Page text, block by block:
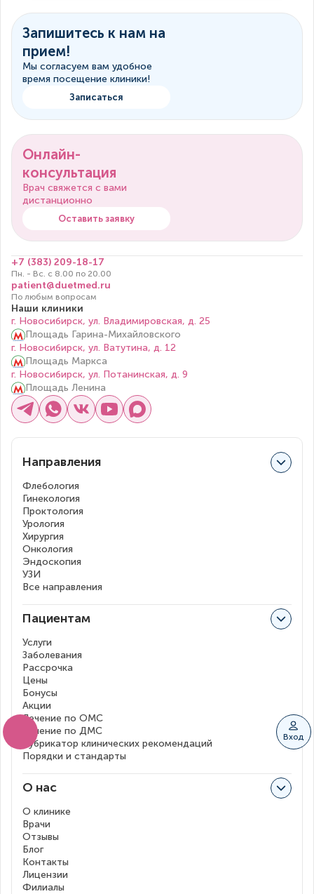
Вход
Запишитесь к нам на
прием!
Мы согласуем вам удобное
время посещение клиники!
Записаться
Онлайн-
консультация
Врач свяжется с вами
дистанционно
Оставить заявку
+7 (383) 209-18-17
Пн. - Вс. с 8.00 по 20.00
patient@duetmed.ru
По любым вопросам
Наши клиники
г. Новосибирск, ул. Владимировская, д. 25
Площадь Гарина-Михайловского
г. Новосибирск, ул. Ватутина, д. 12
Площадь Маркса
г. Новосибирск, ул. Потанинская, д. 9
Площадь Ленина
Направления
Флебология
Гинекология
Проктология
Урология
Хирургия
Онкология
Эндоскопия
УЗИ
Все направления
Пациентам
Услуги
Заболевания
Рассрочка
Цены
Бонусы
Акции
Лечение по ОМС
Лечение по ДМС
Рубрикатор клинических рекомендаций
Порядки и стандарты
О нас
О клинике
Врачи
Отзывы
Блог
Контакты
Лицензии
Филиалы